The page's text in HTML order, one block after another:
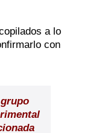
a lo
con